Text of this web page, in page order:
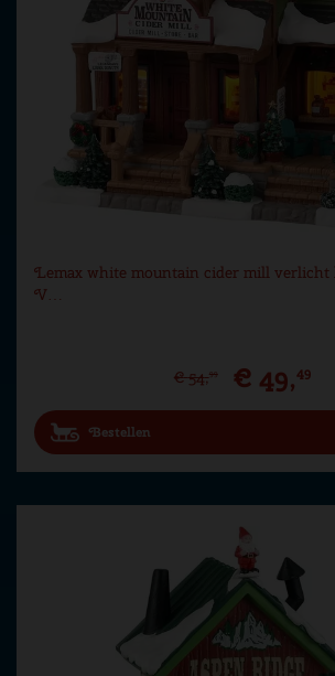
Lemax white mountain cider mill verlicht
V…
€ 54,99 € 49,49
Bestellen